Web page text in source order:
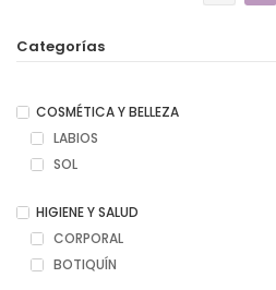
Categorías
COSMÉTICA Y BELLEZA
LABIOS
SOL
HIGIENE Y SALUD
CORPORAL
BOTIQUÍN